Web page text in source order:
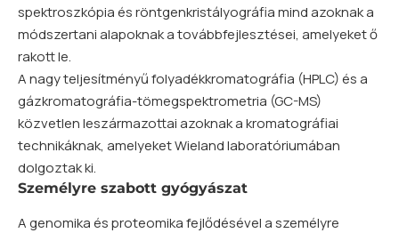
spektroszkópia és röntgenkristályográfia mind azoknak a
módszertani alapoknak a továbbfejlesztései, amelyeket ő
rakott le.
A nagy teljesítményű folyadékkromatográfia (HPLC) és a
gázkromatográfia-tömegspektrometria (GC-MS)
közvetlen leszármazottai azoknak a kromatográfiai
technikáknak, amelyeket Wieland laboratóriumában
dolgoztak ki.
Személyre szabott gyógyászat
A genomika és proteomika fejlődésével a személyre